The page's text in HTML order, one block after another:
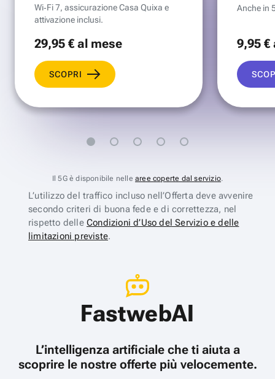
Wi‑Fi 7, assicurazione Casa Quixa e
attivazione inclusi.
29,95 €al mese
SCOPRI
Anche in
9,95 €
Il 5G è disponibile nelle aree coperte dal servizio.
L’utilizzo del traffico incluso nell’Offerta deve avvenire
secondo criteri di buona fede e di correttezza, nel
rispetto delle Condizioni d’Uso del Servizio e delle
limitazioni previste.
FastwebAI
L’intelligenza artificiale che ti aiuta a
scoprire le nostre offerte più velocemente.